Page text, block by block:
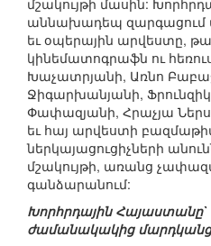
մշակույթի մասին:
աննախադեպ զարգացում
եւ օպերային արվեստը,
կինեմատոգրաֆն ու
Խաչատրյանի, Առնո
Ջիգարխանյանի,
Փափազյանի, Հրաչյա
եւ հայ արվեստի
ներկայացուցիչների
մշակույթի, առանց
գանձարանում:
Խորհրդային
ժամանակակից մարդկանց